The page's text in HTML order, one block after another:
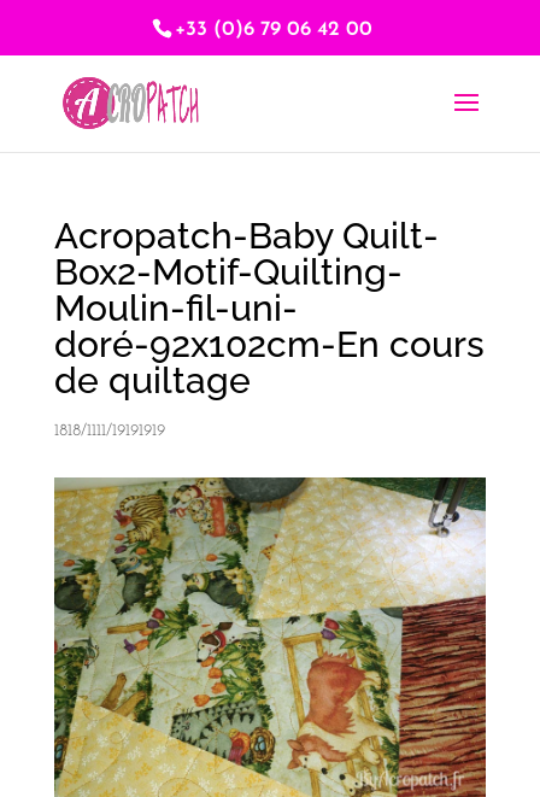
+33 (0)6 79 06 42 00
Acropatch-Baby Quilt-
Box2-Motif-Quilting-
Moulin-fil-uni-
doré-92x102cm-En cours
de quiltage
1818/1111/19191919